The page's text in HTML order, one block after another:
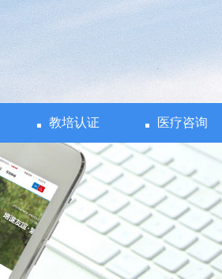
教培认证 医疗咨询